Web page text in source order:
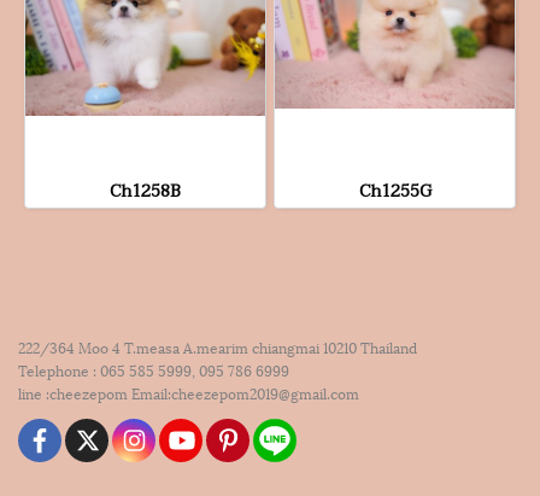
Ch1258B Ch1255G
222/364 Moo 4 T.measa A.mearim chiangmai 10210 Thailand
Telephone : 065 585 5999, 095 786 6999
line :cheezepom Email:cheezepom2019@gmail.com